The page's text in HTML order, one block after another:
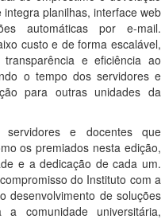
planilhas, interface web
automáticas por e-mail.
custo e de forma escalável,
e eficiência ao
o tempo dos servidores e
para outras unidades da
e docentes que
os premiados nesta edição,
e a dedicação de cada um.
do Instituto com a
desenvolvimento de soluções
comunidade universitária,